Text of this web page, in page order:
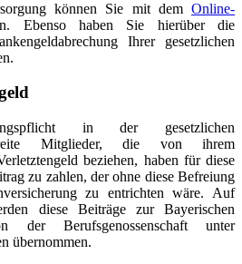
können Sie mit dem Online-
Ebenso haben Sie hierüber die
Ihrer gesetzlichen
in der gesetzlichen
Mitglieder, die von ihrem
beziehen, haben für diese
zu zahlen, der ohne diese Befreiung
zu entrichten wäre. Auf
diese Beiträge zur Bayerischen
der Berufsgenossenschaft unter
übernommen.